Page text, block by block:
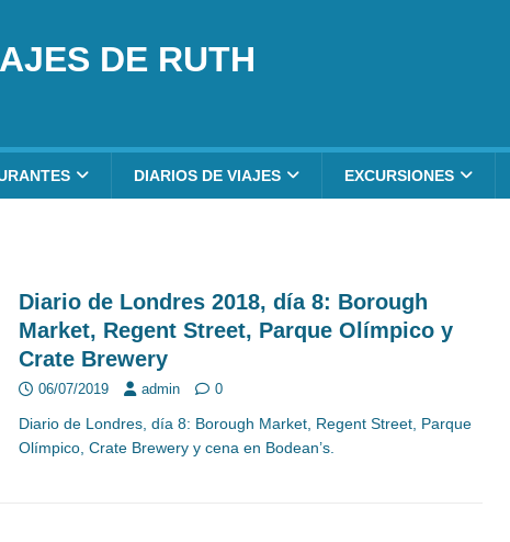
DE RUTH
DIARIOS DE VIAJES EXCURSIONES
Diario de Londres 2018, día 8: Borough
Market, Regent Street, Parque Olímpico y
Crate Brewery
06/07/2019 admin 0
Diario de Londres, día 8: Borough Market, Regent Street, Parque
Olímpico, Crate Brewery y cena en Bodean’s.